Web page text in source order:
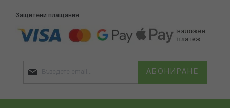
Защитени плащания
АБОНИРАНЕ